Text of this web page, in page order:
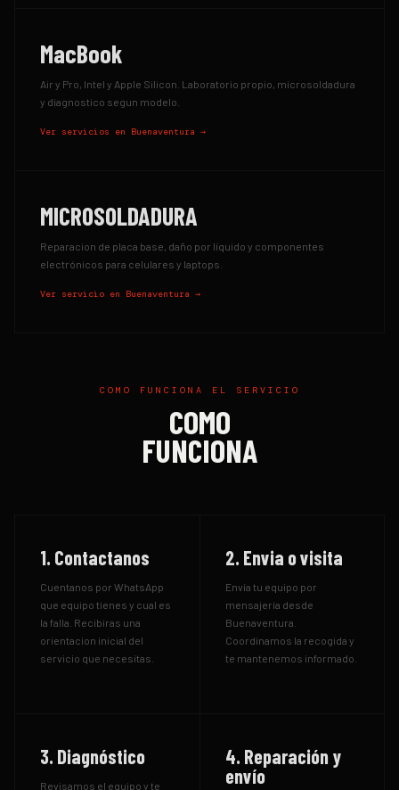
MacBook
Air y Pro, Intel y Apple Silicon. Laboratorio propio, microsoldadura
y diagnostico segun modelo.
Ver servicios en Buenaventura →
MICROSOLDADURA
Reparacion de placa base, daño por líquido y componentes
electrónicos para celulares y laptops.
Ver servicio en Buenaventura →
COMO FUNCIONA EL SERVICIO
COMO
FUNCIONA
1. Contactanos
Cuentanos por WhatsApp
que equipo tienes y cual es
la falla. Recibiras una
orientacion inicial del
servicio que necesitas.
2. Envia o visita
Envía tu equipo por
mensajería desde
Buenaventura.
Coordinamos la recogida y
te mantenemos informado.
3. Diagnóstico
Revisamos el equipo y te
4. Reparación y
envío